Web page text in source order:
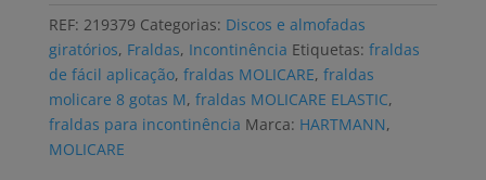
ELASTIC
8
GOTAS
M
REF: 219379 Categorias: Discos e almofadas
giratórios, Fraldas, Incontinência Etiquetas: fraldas
de fácil aplicação, fraldas MOLICARE, fraldas
molicare 8 gotas M, fraldas MOLICARE ELASTIC,
fraldas para incontinência Marca: HARTMANN,
MOLICARE